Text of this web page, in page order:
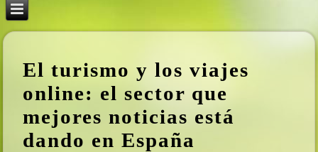
El turismo y los viajes
online: el sector que
mejores noticias está
dando en España